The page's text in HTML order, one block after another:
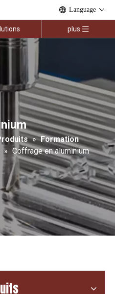
Language
plus
» Formation
» Coffrage en aluminium